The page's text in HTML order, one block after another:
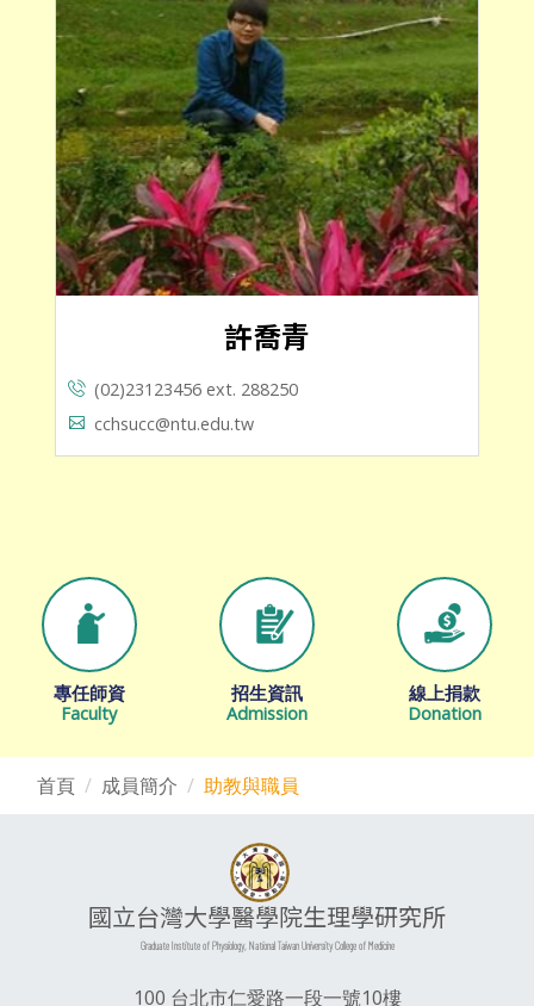
許喬青
(02)23123456 ext. 288250
cchsucc@ntu.edu.tw
專任師資
Faculty
招生資訊
Admission
線上捐款
Donation
首頁 成員簡介 助教與職員
國立台灣大學醫學院生理學研究所
Graduate Institute of Physiology, National Taiwan University College of Medicine
100 台北市仁愛路一段一號10樓